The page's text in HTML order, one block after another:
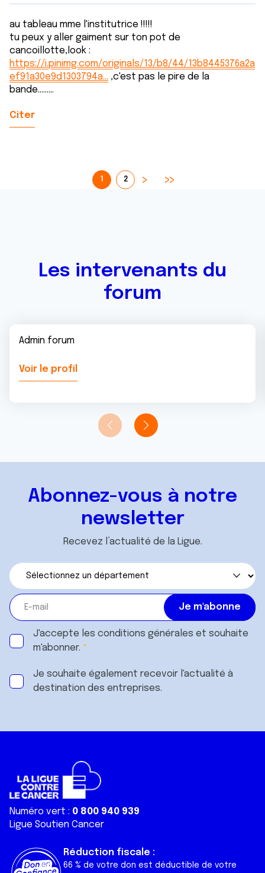
au tableau mme l'institutrice !!!!!
tu peux y aller gaiment sur ton pot de
cancoillotte,look :
https://i.pinimg.com/originals/13/b8/44/13b8445376a2a
ef91a30e9d1303794a… ,c'est pas le pire de la
bande.........
Citer
1 2
Les intervenants du
forum
Admin forum
Voir le profil
Abonnez-vous à notre
newsletter
Recevez l’actualité de la Ligue.
J'accepte les conditions générales et souhaite
m'abonner.
Je souhaite également recevoir l'actualité à
destination des entreprises.
Numéro vert : 0 800 940 939
Ligue Soutien Cancer
Réduction fiscale :
66 % de votre don est déductible de votre